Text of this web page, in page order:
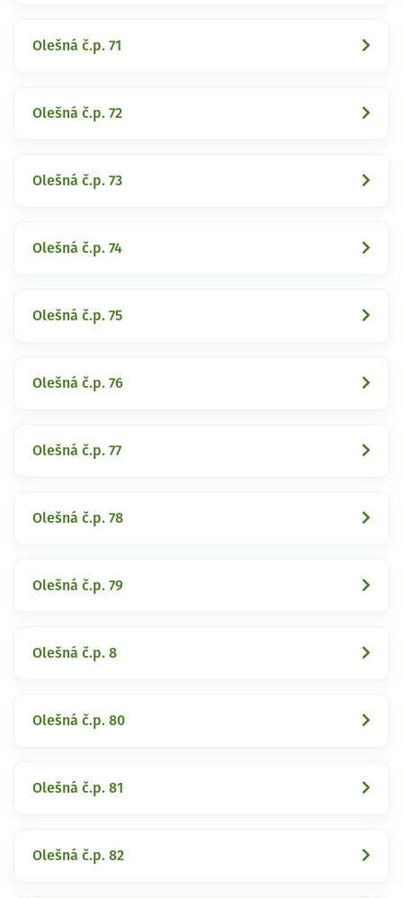
Olešná č.p. 71
Olešná č.p. 72
Olešná č.p. 73
Olešná č.p. 74
Olešná č.p. 75
Olešná č.p. 76
Olešná č.p. 77
Olešná č.p. 78
Olešná č.p. 79
Olešná č.p. 8
Olešná č.p. 80
Olešná č.p. 81
Olešná č.p. 82